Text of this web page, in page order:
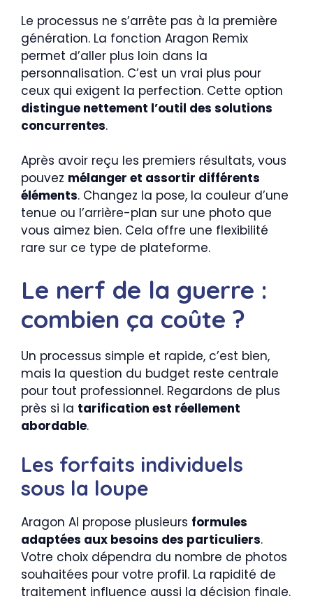
Le processus ne s’arrête pas à la première
génération. La fonction Aragon Remix
permet d’aller plus loin dans la
personnalisation. C’est un vrai plus pour
ceux qui exigent la perfection. Cette option
distingue nettement l’outil des solutions
concurrentes.
Après avoir reçu les premiers résultats, vous
pouvez mélanger et assortir différents
éléments. Changez la pose, la couleur d’une
tenue ou l’arrière-plan sur une photo que
vous aimez bien. Cela offre une flexibilité
rare sur ce type de plateforme.
Le nerf de la guerre :
combien ça coûte ?
Un processus simple et rapide, c’est bien,
mais la question du budget reste centrale
pour tout professionnel. Regardons de plus
près si la tarification est réellement
abordable.
Les forfaits individuels
sous la loupe
Aragon AI propose plusieurs formules
adaptées aux besoins des particuliers.
Votre choix dépendra du nombre de photos
souhaitées pour votre profil. La rapidité de
traitement influence aussi la décision finale.